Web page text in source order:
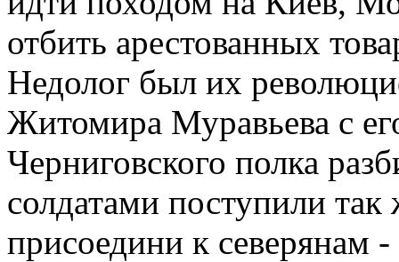
отбить арестованных
Недолог был их
Житомира Муравьева с
Черниговского полка
солдатами поступили
присоедини к северянам